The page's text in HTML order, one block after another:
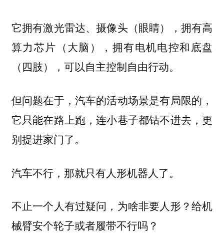
它拥有激光雷达、摄像头（眼睛），拥有高
算力芯片（大脑），拥有电机电控和底盘
（四肢），可以自主控制自由行动。
但问题在于，汽车的活动场景是有局限的，
它只能在路上跑，连小巷子都钻不进去，更
别提进家门了。
汽车不行，那就只有人形机器人了。
不止一个人有过疑问，为啥非要人形？给机
械臂安个轮子或者履带不行吗？